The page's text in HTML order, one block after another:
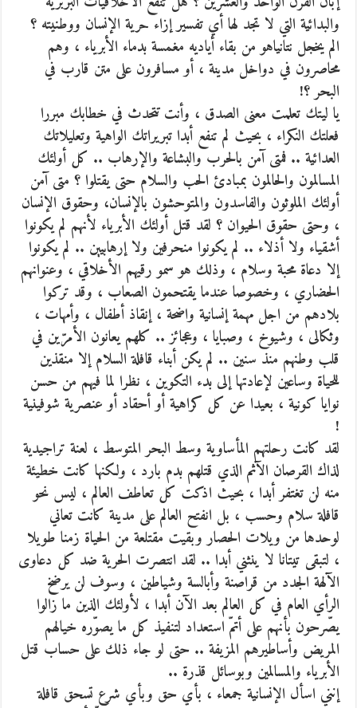
والبدائية التي لا تجد لها أي تفسير إزاء حرية الإنسان ووطنيته ؟
الم يخجل نتانياهو من بقاء أياديه مغمسة بدماء الأبرياء ، وهم
محاصرون في دواخل مدينة ، أو مسافرون على متن قارب في
البحر ؟!
يا ليتك تعلمت معنى الصدق ، وأنت تتحدث في خطابك مبررا
فعلتك النكراء ، بحيث لم تنفع أبدا تبريراتك الواهية وتعليلاتك
العدائية .. فمتى آمن بالحرب والبشاعة والإرهاب .. كل أولئك
المسالمون والحالمون بمبادئ الحب والسلام حتى يقتلوا ؟ متى آمن
أولئك الملوثون والفاسدون والمتوحشون بالإنسان، وحقوق الإنسان
، وحتى حقوق الحيوان ؟ لقد قتل أولئك الأبرياء لأنهم لم يكونوا
أشقياء ولا أذلاء .. لم يكونوا منحرفين ولا إرهابيين .. لم يكونوا
إلا دعاة محبة وسلام ، وذلك هو سمو رقيهم الأخلاقي ، وعنوانهم
الحضاري ، وخصوصا عندما يقتحمون الصعاب ، وقد تركوا
بلادهم من اجل مهمة إنسانية واضحة ، إنقاذ أطفال ، وأمهات ،
وثكالى ، وشيوخ ، وصبايا ، وعجائز .. كلهم يعانون الأمرّين في
قلب وطنهم منذ سنين .. لم يكن أبناء قافلة السلام إلا منقذين
للحياة وساعين لإعادتها إلى بدء التكوين ، نظرا لما فيهم من حسن
نوايا كونية ، بعيدا عن كل كراهية أو أحقاد أو عنصرية شوفينية
!
لقد كانت رحلتهم المأساوية وسط البحر المتوسط ، لعنة تراجيدية
لذاك القرصان الآثم الذي قتلهم بدم بارد ، ولكنها كانت خطيئة
منه لن تغتفر أبدا ، بحيث اذكت كل تعاطف العالم ، ليس نحو
قافلة سلام وحسب ، بل انفتح العالم على مدينة كانت تعاني
لوحدها من ويلات الحصار وبقيت مقتلعة من الحياة زمنا طويلا
، لتبقى تيتانا لا ينثني أبدا .. لقد انتصرت الحرية ضد كل دعاوى
الآلهة الجدد من قراصنة وأبالسة وشياطين ، وسوف لن يرضخ
الرأي العام في كل العالم بعد الآن أبدا ، لأولئك الذين ما زالوا
يصّرحون بأنهم على أتمّ استعداد لتنفيذ كل ما يصوّره خيالهم
المريض وأساطيرهم المزيفة .. حتى لو جاء ذلك على حساب قتل
الأبرياء والمسالمين وبوسائل قذرة ..
إنني اسأل الإنسانية جمعاء ، بأي حق وبأي شرع تسحق قافلة